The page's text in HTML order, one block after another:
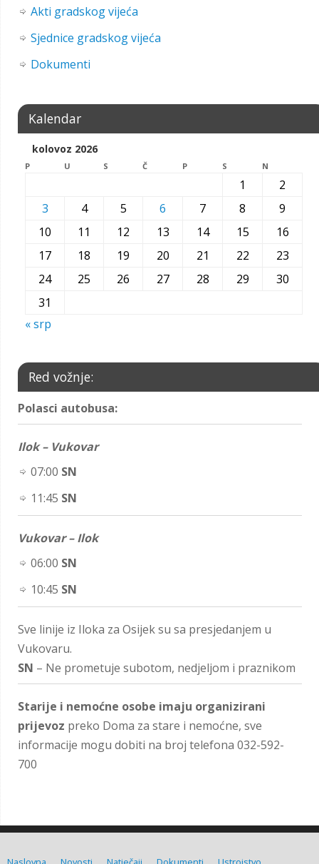
Akti gradskog vijeća
Sjednice gradskog vijeća
Dokumenti
Kalendar
kolovoz 2026
P U S Č P S N
1
2
3
4 5 6 7 8
9
10
11 12 13 14 15
16
17
18 19 20 21 22
23
24
25 26 27 28 29
30
31
« srp
Red vožnje:
Polasci autobusa:
Ilok – Vukovar
07:00 SN
11:45 SN
Vukovar – Ilok
06:00 SN
10:45 SN
Sve linije iz Iloka za Osijek su sa presjedanjem u
Vukovaru.
SN – Ne prometuje subotom, nedjeljom i praznikom
Starije i nemoćne osobe imaju organizirani
prijevoz preko Doma za stare i nemoćne, sve
informacije mogu dobiti na broj telefona 032-592-
700